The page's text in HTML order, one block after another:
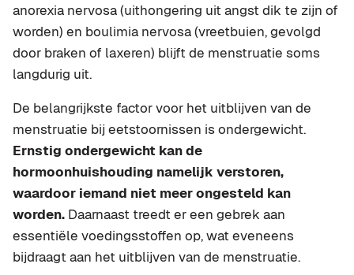
anorexia nervosa (uithongering uit angst dik te zijn of
worden) en boulimia nervosa (vreetbuien, gevolgd
door braken of laxeren) blijft de menstruatie soms
langdurig uit.
De belangrijkste factor voor het uitblijven van de
menstruatie bij eetstoornissen is ondergewicht.
Ernstig ondergewicht kan de
hormoonhuishouding namelijk verstoren,
waardoor iemand niet meer ongesteld kan
worden. Daarnaast treedt er een gebrek aan
essentiële voedingsstoffen op, wat eveneens
bijdraagt aan het uitblijven van de menstruatie.